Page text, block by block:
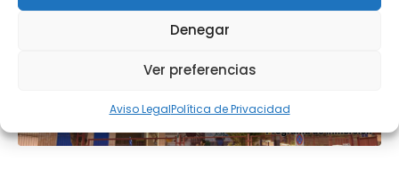
Denegar
Ver preferencias
Aviso LegalPolítica de Privacidad